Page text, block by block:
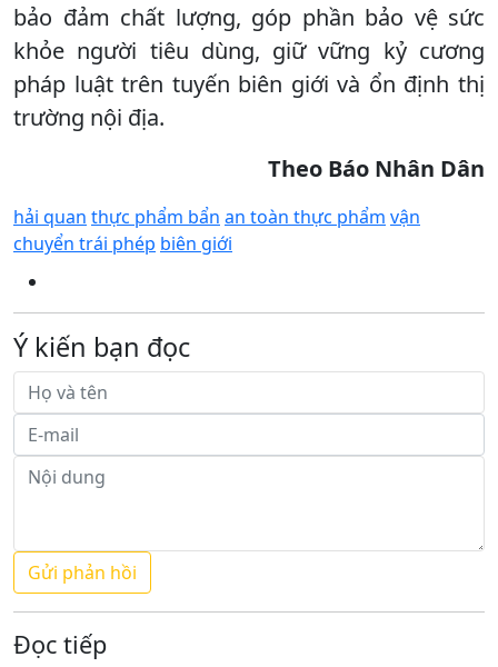
bảo đảm chất lượng, góp phần bảo vệ sức
khỏe người tiêu dùng, giữ vững kỷ cương
pháp luật trên tuyến biên giới và ổn định thị
trường nội địa.​
Theo Báo Nhân Dân
hải quan thực phẩm bẩn an toàn thực phẩm vận
chuyển trái phép biên giới
Ý kiến bạn đọc
Đọc tiếp